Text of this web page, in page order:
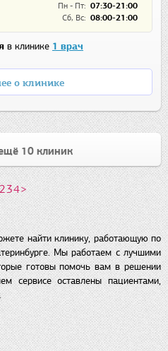
Пн - Пт: 07:30-21:00
Сб, Вс: 08:00-21:00
в клинике 1 врач
о клинике
10 клиник
234>
найти клинику, работающую по
Мы работаем с лучшими
готовы помочь вам в решении
сервисе оставлены пациентами,